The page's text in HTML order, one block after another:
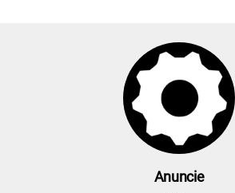
Anuncie